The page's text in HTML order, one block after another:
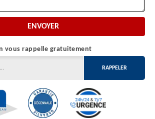
vous rappelle gratuitement